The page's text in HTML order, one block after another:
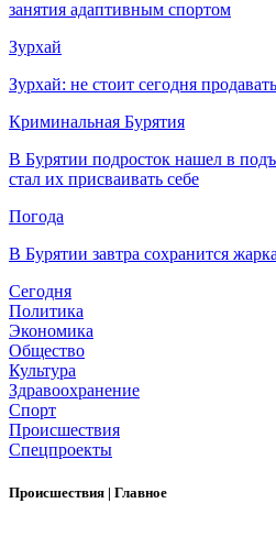
занятия адаптивным спортом
Зурхай
Зурхай: не стоит сегодня
Криминальная Бурятия
В Бурятии подросток нашел в
стал их присваивать себе
Погода
В Бурятии завтра сохранится
Сегодня
Политика
Экономика
Общество
Культура
Здравоохранение
Спорт
Происшествия
Спецпроекты
Происшествия | Главное